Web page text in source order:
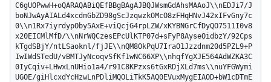
C6gUOPwwH+oQARAQABiQEfBBgBAgAJBQJWsmGdAhsMAAoJ\\nEDJi7/J
boNJwAyAIALd4xcdmGbZD98gScJzqwzkOMcO8zFHqHNvJ42xIFvGny7c
0\\n1Rx7iyrdypOby5AxE+viQcjG4rpLZW/xKYBNGrCfDyQO7511I0v8
x20EICMlMfD/\\nNrWQCzesEPcUlKTP07d+sFyP8AyseOidbzY/92Cps
kTgdSBjY/ntLSaoknl/fjJE\\nQM8OkPqU7IraO1Jzzdnm20d5PZL9+P
IwIWdSTedU/vBMTJyNcoqvSfKf1wNC66XP\\nhqfYgXJE564AdWZKA3C
0IyCqiv+LHwxLnUHio1a4/r91C8KPzxs6tGxRDjXLd7ms\\nuYFGWymi
UGOE/giHlcxdYcHzwLnPDliMQOLiTkK5AQ0EVuxMygEIAOD+bW1cDTmE